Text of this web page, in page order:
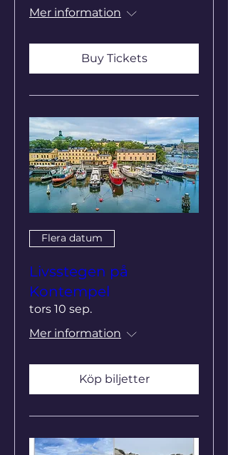
Mer information
Buy Tickets
Flera datum
Livsstegen på
Kontempel
tors 10 sep.
Mer information
Köp biljetter